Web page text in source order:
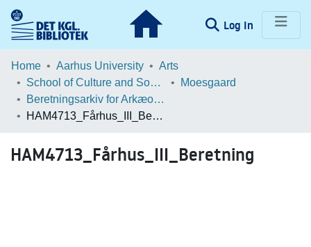
Log In (current)
Communities & Collections
Statistics
Home Aarhus University
Arts
School of Culture and Society
Moesgaard
Beretningsarkiv for Arkæologiske Undersøgelser
HAM4713_Fårhus_III_Beretning
HAM4713_Fårhus_III_Beretning